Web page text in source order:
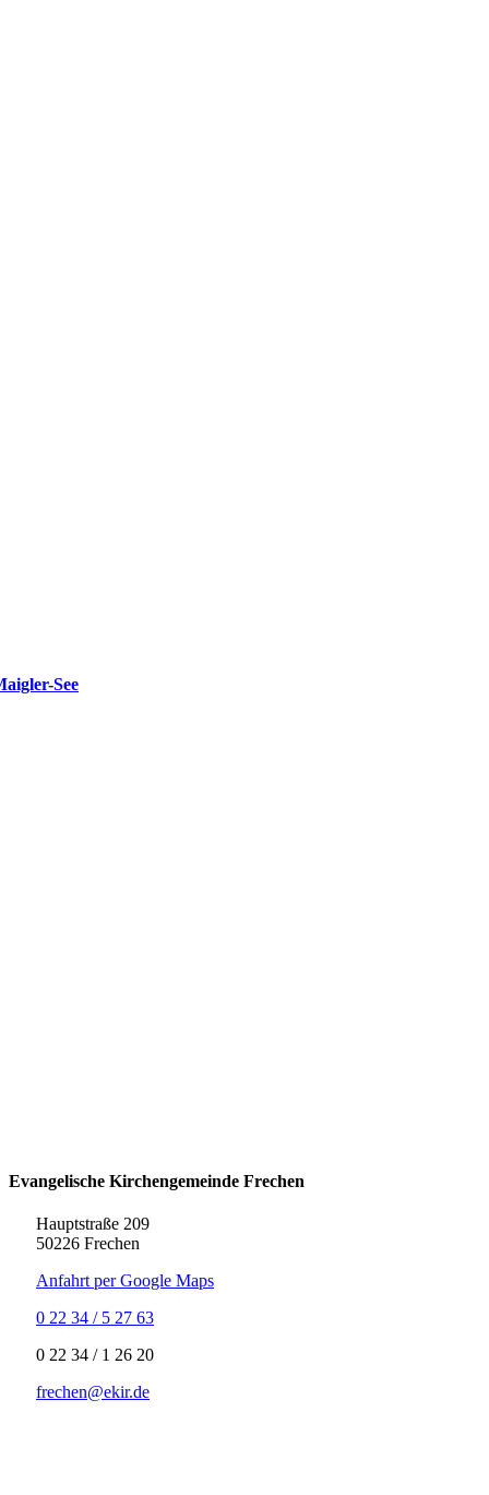
See
Evangelische Kirchengemeinde Frechen
Hauptstraße 209
50226 Frechen
Anfahrt per Google Maps
0 22 34 / 5 27 63
‍0 22 34 / ‍1 26 20
frechen@ekir.de